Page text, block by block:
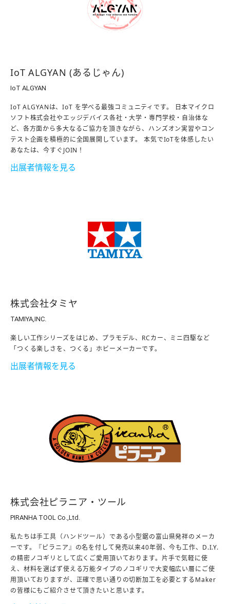
IoT ALGYAN (あるじゃん)
IoT ALGYAN
IoT ALGYANは、IoT を学べる最強コミュニティです。 日本マイクロ
ソフト株式会社やエッジデバイス各社・大学・専門学校・自治体な
ど、各方面から多大なるご協力を頂きながら、ハンズオン実習やコン
テスト企画を積極的に全国展開しています。 本気でIoTを体感したい
あなたは、今すぐJOIN！
出展者情報を見る
株式会社タミヤ
TAMIYA,INC.
楽しい工作シリーズをはじめ、プラモデル、RCカー、ミニ四駆など
「つくる楽しさを、つくる」ホビーメーカーです。
出展者情報を見る
株式会社ピラニア・ツール
PIRANHA TOOL Co.,Ltd.
私たちは手工具（ハンドツール）である小型鋸の富山県発祥のメーカ
ーです。『ピラニア』の名を付して発売以来40年弱、今も工作、D.I.Y.
の精密ノコギリとして広くご愛用頂いております。片手で気軽に使
え、材料を選ばず使える万能タイプのノコギリで大変幅広い層にご使
用頂いておりますが、正確で思い通りの切断加工を必要とするMaker
の皆様にもご紹介させて頂きたいと思います。